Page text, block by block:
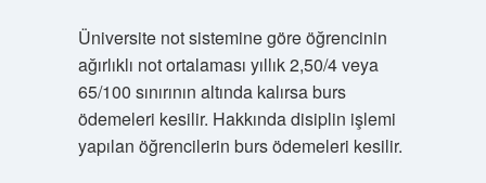
Üniversite not sistemine göre öğrencinin
ağırlıklı not ortalaması yıllık 2,50/4 veya
65/100 sınırının altında kalırsa burs
ödemeleri kesilir. Hakkında disiplin işlemi
yapılan öğrencilerin burs ödemeleri kesilir.